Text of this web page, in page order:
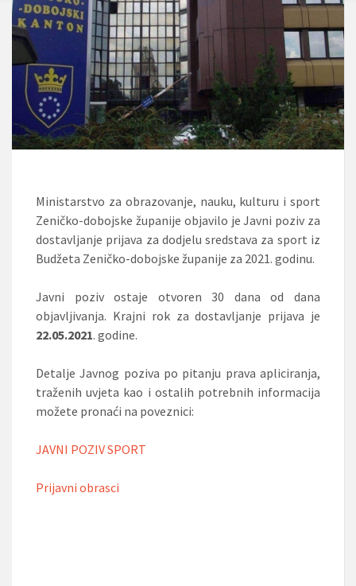
Ministarstvo za obrazovanje, nauku, kulturu i sport
Zeničko-dobojske županije objavilo je Javni poziv za
dostavljanje prijava za dodjelu sredstava za sport iz
Budžeta Zeničko-dobojske županije za 2021. godinu.
Javni poziv ostaje otvoren 30 dana od dana
objavljivanja. Krajni rok za dostavljanje prijava je
22.05.2021. godine.
Detalje Javnog poziva po pitanju prava apliciranja,
traženih uvjeta kao i ostalih potrebnih informacija
možete pronaći na poveznici:
JAVNI POZIV SPORT
Prijavni obrasci